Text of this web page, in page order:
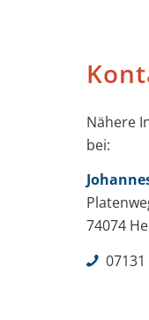
Nähere
bei:
74074